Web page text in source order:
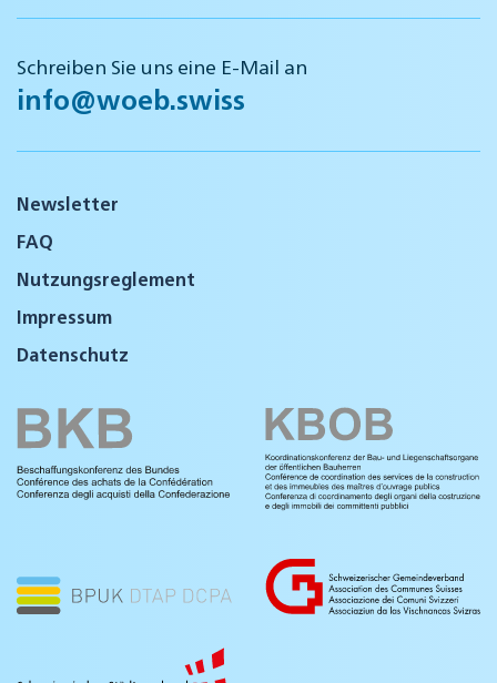
Schreiben Sie uns eine E-Mail an
info@woeb.swiss
Newsletter
FAQ
Nutzungsreglement
Impressum
Datenschutz